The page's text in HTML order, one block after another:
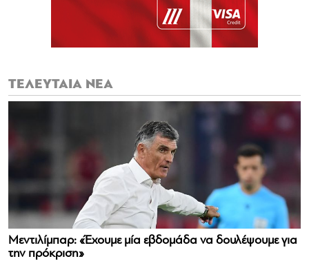
ΤΕΛΕΥΤΑΙΑ ΝΕΑ
Μεντιλίμπαρ: «Έχουμε μία εβδομάδα να δουλέψουμε για
την πρόκριση»